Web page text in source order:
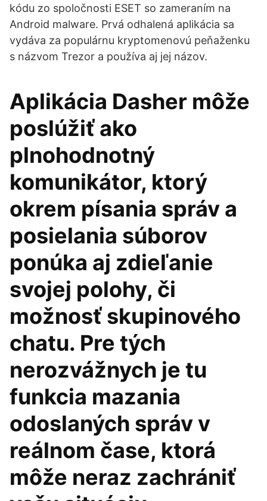
kódu zo spoločnosti ESET so zameraním na
Android malware. Prvá odhalená aplikácia sa
vydáva za populárnu kryptomenovú peňaženku
s názvom Trezor a používa aj jej názov.
Aplikácia Dasher môže
poslúžiť ako
plnohodnotný
komunikátor, ktorý
okrem písania správ a
posielania súborov
ponúka aj zdieľanie
svojej polohy, či
možnosť skupinového
chatu. Pre tých
nerozvážnych je tu
funkcia mazania
odoslaných správ v
reálnom čase, ktorá
môže neraz zachrániť